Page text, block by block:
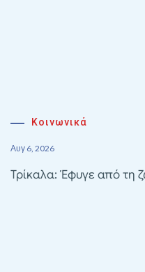
Κοινωνικά
Αυγ 6, 2026
Τρίκαλα: Έφυγε από τη